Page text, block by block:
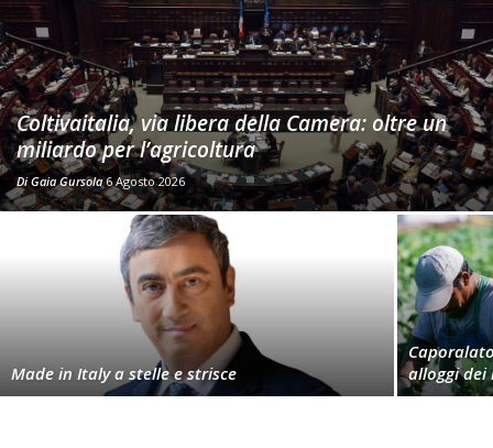
Coltivaitalia, via libera della Camera: oltre un
miliardo per l’agricoltura
DiGaia Gursola 6 Agosto 2026
Made in Italy a stelle e strisce
alloggi